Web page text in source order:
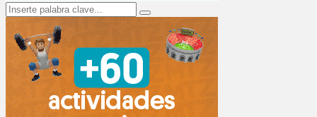
Search
for:
Search